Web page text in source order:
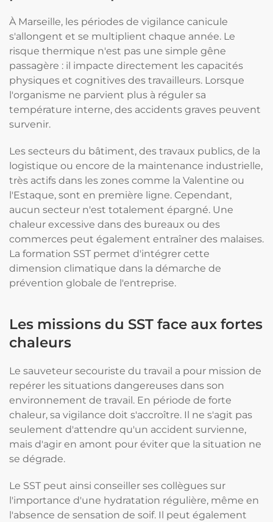
À Marseille, les périodes de vigilance canicule
s'allongent et se multiplient chaque année. Le
risque thermique n'est pas une simple gêne
passagère : il impacte directement les capacités
physiques et cognitives des travailleurs. Lorsque
l'organisme ne parvient plus à réguler sa
température interne, des accidents graves peuvent
survenir.
Les secteurs du bâtiment, des travaux publics, de la
logistique ou encore de la maintenance industrielle,
très actifs dans les zones comme la Valentine ou
l'Estaque, sont en première ligne. Cependant,
aucun secteur n'est totalement épargné. Une
chaleur excessive dans des bureaux ou des
commerces peut également entraîner des malaises.
La formation SST permet d'intégrer cette
dimension climatique dans la démarche de
prévention globale de l'entreprise.
Les missions du SST face aux fortes
chaleurs
Le sauveteur secouriste du travail a pour mission de
repérer les situations dangereuses dans son
environnement de travail. En période de forte
chaleur, sa vigilance doit s'accroître. Il ne s'agit pas
seulement d'attendre qu'un accident survienne,
mais d'agir en amont pour éviter que la situation ne
se dégrade.
Le SST peut ainsi conseiller ses collègues sur
l'importance d'une hydratation régulière, même en
l'absence de sensation de soif. Il peut également